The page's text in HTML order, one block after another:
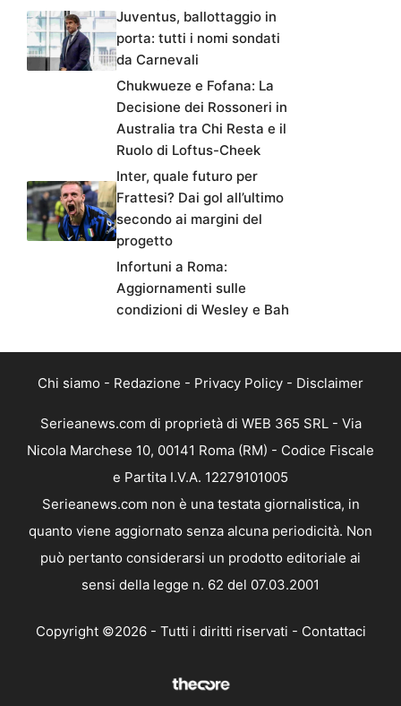
Juventus, ballottaggio in
porta: tutti i nomi sondati
da Carnevali
Chukwueze e Fofana: La
Decisione dei Rossoneri in
Australia tra Chi Resta e il
Ruolo di Loftus-Cheek
Inter, quale futuro per
Frattesi? Dai gol all’ultimo
secondo ai margini del
progetto
Infortuni a Roma:
Aggiornamenti sulle
condizioni di Wesley e Bah
Chi siamo - Redazione - Privacy Policy - Disclaimer
Serieanews.com di proprietà di WEB 365 SRL - Via
Nicola Marchese 10, 00141 Roma (RM) - Codice Fiscale
e Partita I.V.A. 12279101005
Serieanews.com non è una testata giornalistica, in
quanto viene aggiornato senza alcuna periodicità. Non
può pertanto considerarsi un prodotto editoriale ai
sensi della legge n. 62 del 07.03.2001
Copyright ©2026 - Tutti i diritti riservati - Contattaci